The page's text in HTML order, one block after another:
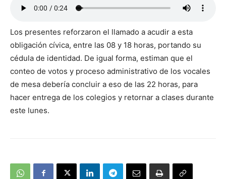
Los presentes reforzaron el llamado a acudir a esta
obligación cívica, entre las 08 y 18 horas, portando su
cédula de identidad. De igual forma, estiman que el
conteo de votos y proceso administrativo de los vocales
de mesa debería concluir a eso de las 22 horas, para
hacer entrega de los colegios y retornar a clases durante
este lunes.